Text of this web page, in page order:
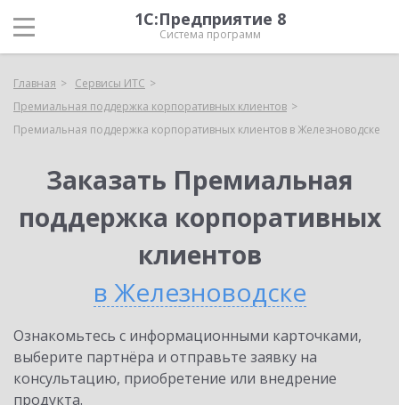
1С:Предприятие 8
Система программ
Главная
Сервисы ИТС
Премиальная поддержка корпоративных клиентов
Премиальная поддержка корпоративных клиентов в Железноводске
Заказать Премиальная
поддержка корпоративных
клиентов
в Железноводске
Ознакомьтесь с информационными карточками,
выберите партнёра и отправьте заявку на
консультацию, приобретение или внедрение
продукта.